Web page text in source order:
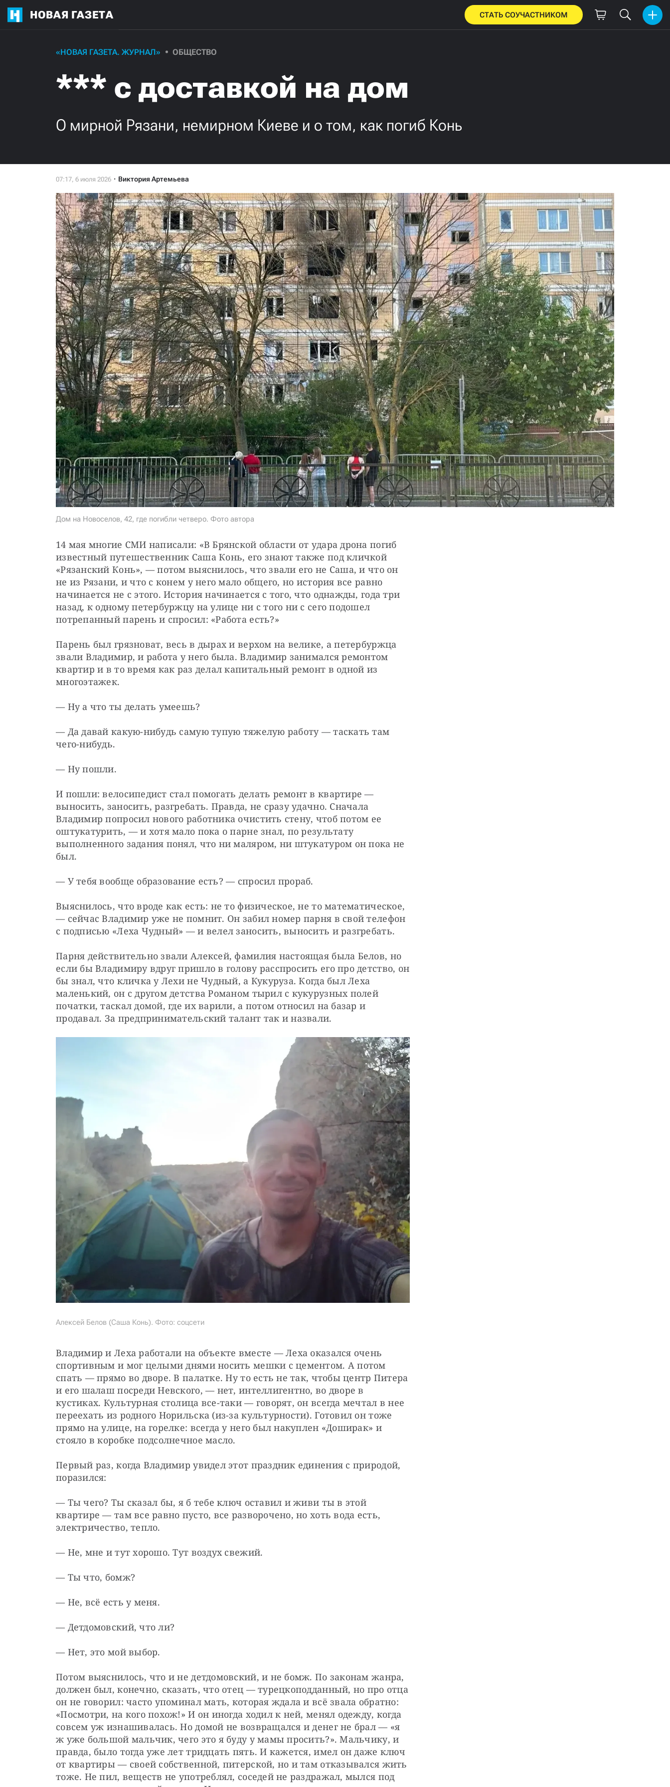
НОВАЯ ГАЗЕТА СТАТЬ СОУЧАСТНИКОМ
«НОВАЯ ГАЗЕТА. ЖУРНАЛ» ОБЩЕСТВО
*** с доставкой на дом
О мирной Рязани, немирном Киеве и о том, как погиб Конь
Виктория Артемьева
Дом на Новоселов, 42, где погибли четверо. Фото автора
14 мая многие СМИ написали: «В Брянской области от удара дрона погиб
известный путешественник Саша Конь, его знают также под кличкой
«Рязанский Конь», — потом выяснилось, что звали его не Саша, и что он
не из Рязани, и что с конем у него мало общего, но история все равно
начинается не с этого. История начинается с того, что однажды, года три
назад, к одному петербуржцу на улице ни с того ни с сего подошел
потрепанный парень и спросил: «Работа есть?»
Парень был грязноват, весь в дырах и верхом на велике, а петербуржца
звали Владимир, и работа у него была. Владимир занимался ремонтом
квартир и в то время как раз делал капитальный ремонт в одной из
многоэтажек.
— Ну а что ты делать умеешь?
— Да давай какую-нибудь самую тупую тяжелую работу — таскать там
чего-нибудь.
— Ну пошли.
И пошли: велосипедист стал помогать делать ремонт в квартире —
выносить, заносить, разгребать. Правда, не сразу удачно. Сначала
Владимир попросил нового работника очистить стену, чтоб потом ее
оштукатурить, — и хотя мало пока о парне знал, по результату
выполненного задания понял, что ни маляром, ни штукатуром он пока не
был.
— У тебя вообще образование есть? — спросил прораб.
Выяснилось, что вроде как есть: не то физическое, не то математическое,
— сейчас Владимир уже не помнит. Он забил номер парня в свой телефон
с подписью «Леха Чудный» — и велел заносить, выносить и разгребать.
Парня действительно звали Алексей, фамилия настоящая была Белов, но
если бы Владимиру вдруг пришло в голову расспросить его про детство, он
бы знал, что кличка у Лехи не Чудный, а Кукуруза. Когда был Леха
маленький, он с другом детства Романом тырил с кукурузных полей
початки, таскал домой, где их варили, а потом относил на базар и
продавал. За предпринимательский талант так и назвали.
Алексей Белов (Саша Конь). Фото: соцсети
Владимир и Леха работали на объекте вместе — Леха оказался очень
спортивным и мог целыми днями носить мешки с цементом. А потом
спать — прямо во дворе. В палатке. Ну то есть не так, чтобы центр Питера
и его шалаш посреди Невского, — нет, интеллигентно, во дворе в
кустиках. Культурная столица все-таки — говорят, он всегда мечтал в нее
переехать из родного Норильска (из-за культурности). Готовил он тоже
прямо на улице, на горелке: всегда у него был накуплен «Доширак» и
стояло в коробке подсолнечное масло.
Первый раз, когда Владимир увидел этот праздник единения с природой,
поразился:
— Ты чего? Ты сказал бы, я б тебе ключ оставил и живи ты в этой
квартире — там все равно пусто, все разворочено, но хоть вода есть,
электричество, тепло.
— Не, мне и тут хорошо. Тут воздух свежий.
— Ты что, бомж?
— Не, всё есть у меня.
— Детдомовский, что ли?
— Нет, это мой выбор.
Потом выяснилось, что и не детдомовский, и не бомж. По законам жанра,
должен был, конечно, сказать, что отец — турецкоподданный, но про отца
он не говорил: часто упоминал мать, которая ждала и всё звала обратно:
«Посмотри, на кого похож!» И он иногда ходил к ней, менял одежду, когда
совсем уж изнашивалась. Но домой не возвращался и денег не брал — «я
ж уже большой мальчик, чего это я буду у мамы просить?». Мальчику, и
правда, было тогда уже лет тридцать пять. И кажется, имел он даже ключ
от квартиры — своей собственной, питерской, но и там отказывался жить
тоже. Не пил, веществ не употреблял, соседей не раздражал, мылся под